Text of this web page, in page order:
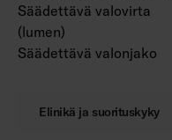
Säädettävä valovirta
(lumen)
Säädettävä valonjako
Elinikä ja suorituskyky